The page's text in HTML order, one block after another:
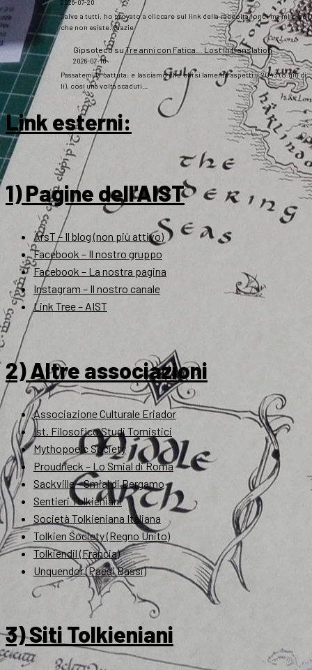
2026-07-20
Salve a tutti, ho provato a cliccare sul link della raccolta fondi ma mi dice
che non esiste. Grazie
GipsotecosuTre anni con Fatica… Lost in translation
2026-07-10
Passatemi la battuta: e lasciamo che chi si lamenta aspetti il 2043 (o giù di
lì), così una volta scaduti…
Link esterni:
1) Pagine dell'AIST
ArsT – Il blog (non più attivo)
Facebook – Il nostro gruppo
Facebook – La nostra pagina
Instagram – Il nostro canale
Link Tree – AIST
2) Altre associazioni
Associazione Culturale Eriador
Ist. Filosofico Studi Tomistici
Mythopoeic Society
Proudneck – Lo Smial di Roma
Sackville – Smial di Bergamo
Sentieri Tolkieniani
Società Tolkieniana Italiana
Tolkien Society (Regno Unito)
Tolkiendil (Francia)
Unquendor (Paesi Bassi)
3) Siti Tolkieniani